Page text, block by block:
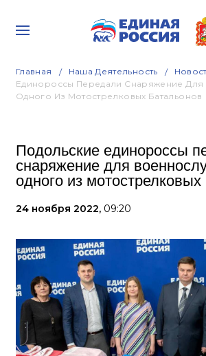
Главная Наша Деятельность
Единороссы Передали Снаряжение
Одного Из Мотострелковых Батальонов
Подольские единороссы
снаряжение для
одного из
24 ноября 2022, 09:20